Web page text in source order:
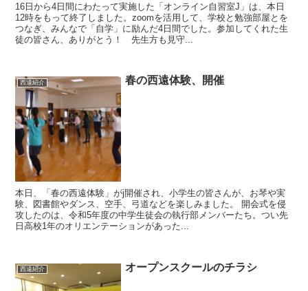
16日から4日間にわたって実施した「オンライン自習室J」は、本日
12時をもって終了しました。zoomを活用して、学校と勉強部屋とを
つなぎ、みんなで「自学」に励んだ4日間でした。参加してくれた生
徒の皆さん、ありがとう！ 先生方も見守...
西遠紹介 春の西遠体験、開催
本日、「春の西遠体験」がj開催され、小学生の皆さんが、お琴や実
験、図書館やダンス、空手、弓道などを楽しみました。 開会式を侵
攻したのは、令和5年度の中学生徒会の執行部メンバーたち。つい先
日高校1年のオリエンテーションがあった...
西遠紹介 オープンスクールのチラシ